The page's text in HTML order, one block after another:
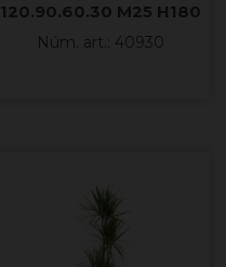
120.90.60.30 M25 H180
Núm. art.: 40930